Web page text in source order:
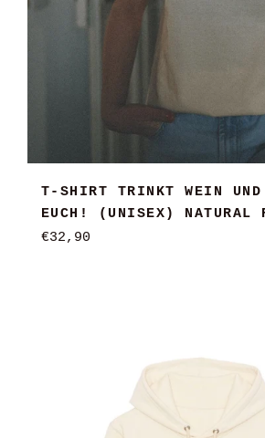
T-SHIRT TRINKT WEIN
EUCH! (UNISEX) NATURAL
Normaler
€32,90